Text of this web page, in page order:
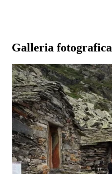
Galleria fotografica